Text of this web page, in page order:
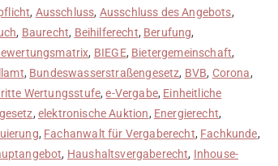
, Ausschluss, Ausschluss des Angebots,
, Baurecht, Beihilferecht, Berufung,
, BIEGE, Bietergemeinschaft,
, Bundeswasserstraßengesetz, BVB, Corona,
Wertungsstufe,e-Vergabe, Einheitliche
, elektronische Auktion, Energierecht,
, Fachanwalt für Vergaberecht, Fachkunde,
, Haushaltsvergaberecht, Inhouse-